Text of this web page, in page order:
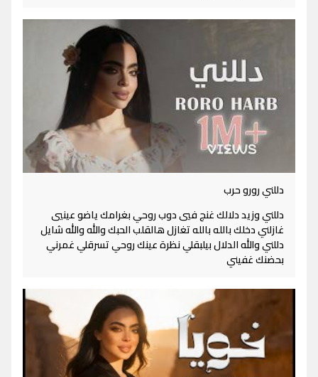
دللني رورو حرب
دللني وزيد دلالك غنج فيي دوب روحي بغرامك ياضو عينيي
غازلني دخلك بالله بالله تغازل هالقلب الحبك والله والله شايل
دللني والله الدلال بيلبقلي نظرة عينك روحي تسرقلي غمرني
بحضنك غفيني